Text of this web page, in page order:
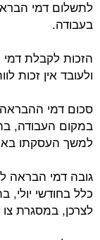
לתשלום דמי
בעבודה.
הזכות לקבלת דמי
ולעובד אין זכות
סכום דמי
במקום העבודה,
למשך העסקתו
גובה דמי הבראה
כלל בחודשי
לצרכן, במסגרת